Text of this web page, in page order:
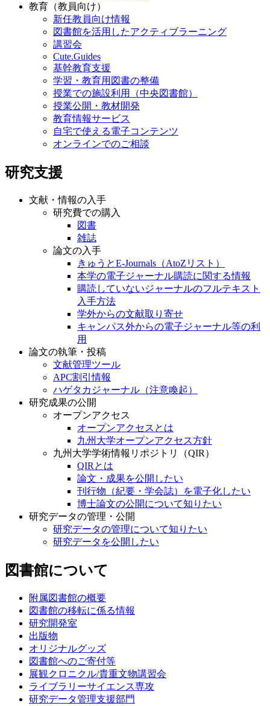
教育（教員向け）
新任教員向け情報
図書館を活用したアクティブラーニング
講習会
Cute.Guides
基幹教育支援
学習・教育用図書の整備
授業での施設利用（中央図書館）
授業公開・教材開発
教育情報サービス
自宅で使える電子コンテンツ
オンラインでのご相談
研究支援
文献・情報の入手
研究費での購入
図書
雑誌
論文の入手
きゅうとE-Journals（AtoZリスト）
本学の電子ジャーナル購読に関する情報
購読していないジャーナルのフルテキスト
入手方法
学外からの文献取り寄せ
キャンパス外からの電子ジャーナル等の利
用
論文の執筆・投稿
文献管理ツール
APC割引情報
ハゲタカジャーナル（注意喚起）
研究成果の公開
オープンアクセス
オープンアクセスとは
九州大学オープンアクセス方針
九州大学学術情報リポジトリ（QIR）
QIRとは
論文・成果を公開したい
刊行物（紀要・学会誌）を電子化したい
博士論文の公開について知りたい
研究データの管理・公開
研究データの管理について知りたい
研究データを公開したい
図書館について
附属図書館の概要
図書館の移転に係る情報
研究開発室
出版物
オリジナルグッズ
図書館へのご寄付等
展観クロニクル/貴重文物講習会
ライブラリーサイエンス専攻
研究データ管理支援部門